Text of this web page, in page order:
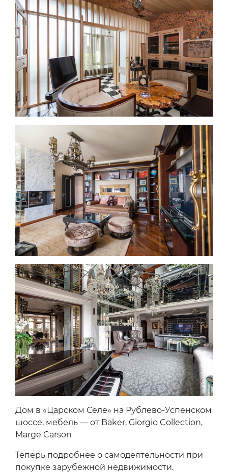
Дом в «Царском Селе» на Рублево-Успенском
шоссе, мебель — от Baker, Giorgio Collection,
Marge Carson
Теперь подробнее о самодеятельности при
покупке зарубежной недвижимости.